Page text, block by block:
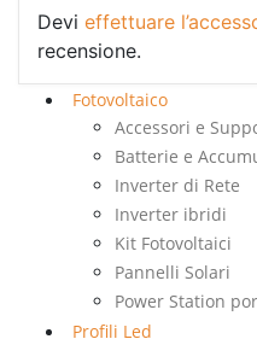
Devi effettuare
recensione.
Fotovoltaico
Accessori e
Batterie e
Inverter di Rete
Inverter ibridi
Kit Fotovoltaici
Pannelli Solari
Power Station
Profili Led